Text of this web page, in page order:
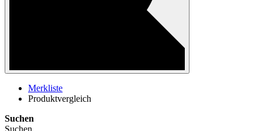
Merkliste
Produktvergleich
Suchen
Suchen